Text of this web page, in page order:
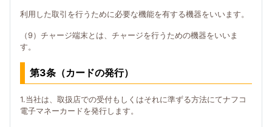
利用した取引を行うために必要な機能を有する機器をいいます。
（9）チャージ端末とは、チャージを行うための機器をいいま
す。
第3条（カードの発行）
1.当社は、取扱店での受付もしくはそれに準ずる方法にてナフコ
電子マネーカードを発行します。